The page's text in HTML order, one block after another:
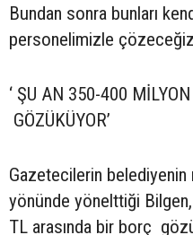
Bundan sonra bunları
personelimizle
‘ ŞU AN 350-400
GÖZÜKÜYOR’
Gazetecilerin
yönünde yönelttiği
TL arasında bir borç